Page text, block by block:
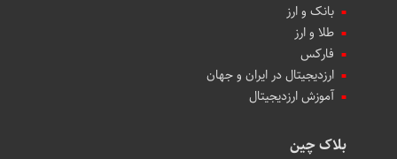
بانک و ارز
طلا و ارز
فارکس
ارزدیجیتال در ایران و جهان
آموزش ارزدیجیتال
بلاک چین